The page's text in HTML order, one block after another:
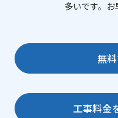
多いです。お
無
工事料金